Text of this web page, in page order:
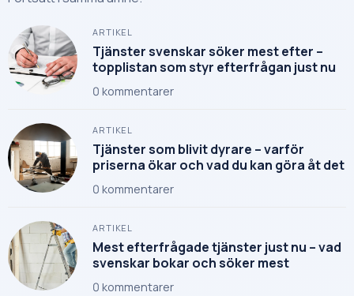
ARTIKEL
Tjänster svenskar söker mest efter –
topplistan som styr efterfrågan just nu
0 kommentarer
ARTIKEL
Tjänster som blivit dyrare – varför
priserna ökar och vad du kan göra åt det
0 kommentarer
ARTIKEL
Mest efterfrågade tjänster just nu – vad
svenskar bokar och söker mest
0 kommentarer